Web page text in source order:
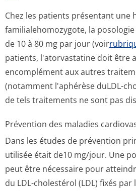
Chez les patients présentant une
familialehomo­zygote, la
de 10 à 80 mg par jour (voir
patients, l'atorvastatine doit être
encomplément aux autres
(notamment l'aphérèse duLDL-
de tels traitements ne sont pas
Prévention des maladies
Dans les études de prévention
utilisée était de10 mg/jour. Une
peut être nécessaire pour
du LDL-cholestérol (LDL) fixés